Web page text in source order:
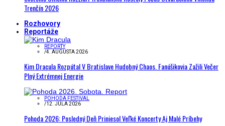
Trenčín 2026
Rozhovory
Reportáže
REPORTY
/4. AUGUSTA 2026
Kim Dracula Rozpútal V Bratislave Hudobný Chaos. Fanúšikovia Zažili Večer
Plný Extrémnej Energie
POHODA FESTIVAL
/12. JÚLA 2026
Pohoda 2026: Posledný Deň Priniesol Veľké Koncerty Aj Malé Príbehy